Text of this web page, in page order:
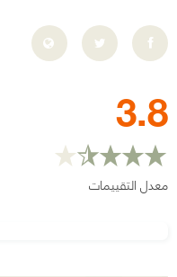
3.8
معدل التقييمات